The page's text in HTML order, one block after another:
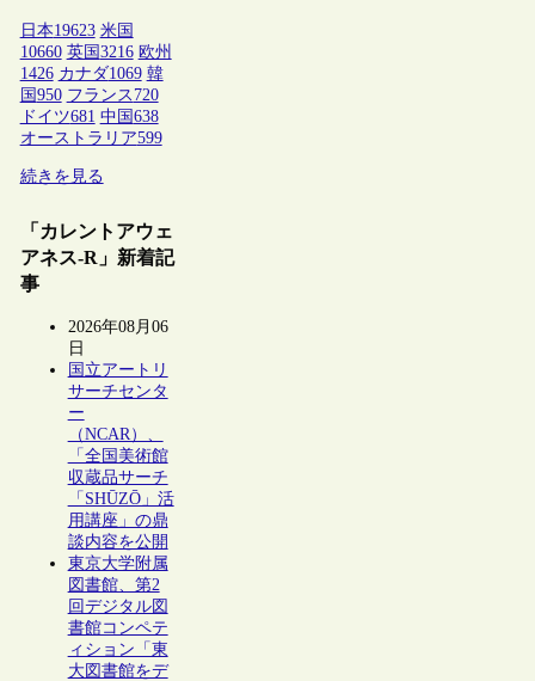
日本19623 米国
10660 英国 3216 欧州
1426 カナダ1069 韓
国 950 フランス 720
ドイツ681 中国 638
オーストラリア599
続きを見る
「カレントアウェ
アネス-R」新着記
事
2026年08月06
日
国立アートリ
サーチセンタ
ー
（NCAR）、
「全国美術館
収蔵品サーチ
「SHŪZŌ」活
用講座」の鼎
談内容を公開
東京大学附属
図書館、第2
回デジタル図
書館コンペテ
ィション「東
大図書館をデ